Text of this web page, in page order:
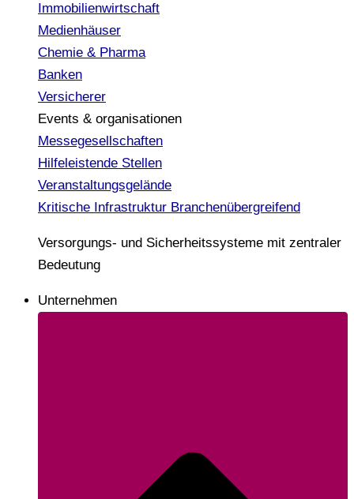
Immobilienwirtschaft
Medienhäuser
Chemie & Pharma
Banken
Versicherer
Events & organisationen
Messegesellschaften
Hilfeleistende Stellen
Veranstaltungsgelände
Kritische Infrastruktur Branchenübergreifend
Versorgungs- und Sicherheitssysteme mit zentraler
Bedeutung
Unternehmen